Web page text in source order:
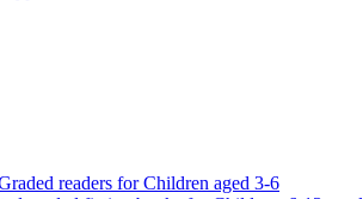
readers for Children aged 3-6